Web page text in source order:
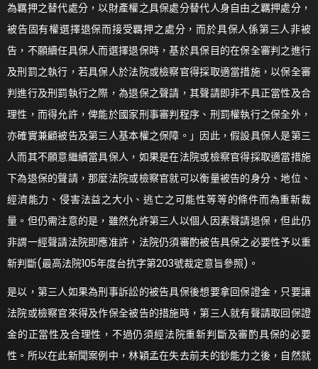
為羈押之替代處分，以財產權之具保處分替代人身自由之羈押處分，
被告固有權選擇退保而接受羈押之處分，而於具保人係第三人非被
告，不願續任具保人而選擇退保時，基於具保目的在保全審判之進行
及刑罰之執行，若具保人於法院或檢察官得採取適當措施，以保全審
判進行及刑罰執行之際，為退保之聲請，其聲請即非不具正當性及合
理性，而得允許，俾能於國家刑事審判程序、刑罰權執行之保全外，
亦確實兼顧被告及第三人基本權之保障。」因此，假設具保人是第三
人而其不願意繼續當具保人，如果是在法院或檢察官得採取適當措施
下為退保的聲請，那麼法院或檢察官就可以衡量被告的身分、地位、
經濟能力、侵害法益之大小、逃亡之可能性等等的條件而為重新裁
量。但仍需注意的是，雖然允許第三人以個人因素聲請退保，但此仍
非謂一經聲請法院即應准許，法院仍須審酌被告具保之必要性予以重
新判斷(最高法院105年度台抗字第203號裁定意旨參照)。
是以，第三人如果為刑事訴訟的被告具保後想要拿回保證金，只要讓
法院或檢察官來得及作保全被告的措施時，第三人就有聲請取回保證
金的正當性及合理性，不過仍須經法院重新判斷及審酌具保的必要
性。所以在此新聞案例中，林穎孟在失去前夫的鈔能力之後，自然就